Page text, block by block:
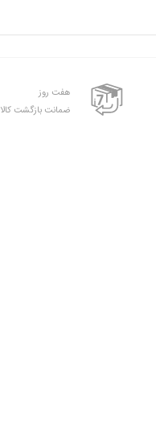
هفت روز
ضمانت بازگشت کالا